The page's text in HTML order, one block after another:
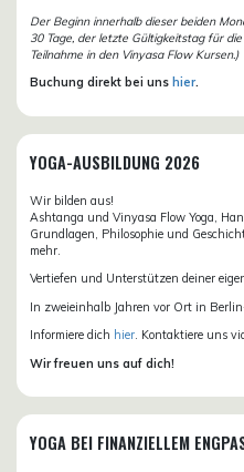
Der Beginn innerhalb dieser beiden
30 Tage, der letzte Gültigkeitstag für
Teilnahme in den Vinyasa Flow Kursen.)
Buchung direkt bei uns hier.
YOGA-AUSBILDUNG 2026
Wir bilden aus!
Ashtanga und Vinyasa Flow Yoga,
Grundlagen, Philosophie und
mehr.
Vertiefen und Unterstützen deiner
In zweieinhalb Jahren vor Ort in
Informiere dich hier. Kontaktiere uns
Wir freuen uns auf dich!
YOGA BEI FINANZIELLEM